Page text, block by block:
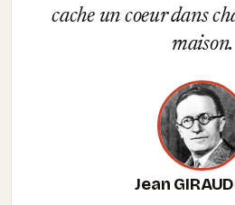
cache un coeur dans
maison.
Jean